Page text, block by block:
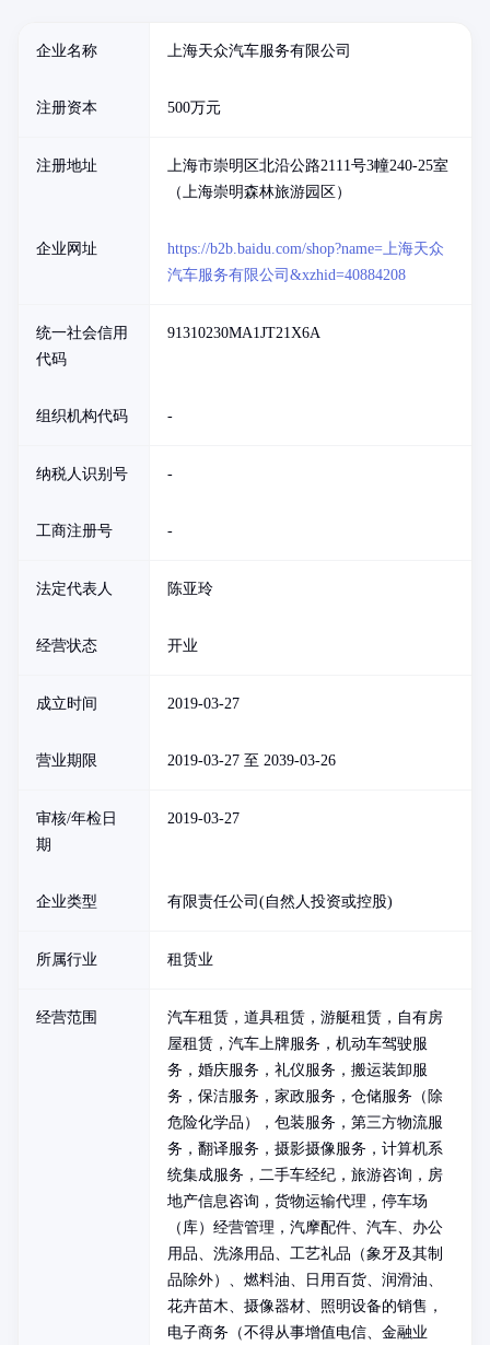
企业名称 上海天众汽车服务有限公司
注册资本 500万元
注册地址
上海市崇明区北沿公路2111号3幢240-25室
（上海崇明森林旅游园区）
企业网址
https://b2b.baidu.com/shop?name=上海天众
汽车服务有限公司&xzhid=40884208
统一社会信用
代码
91310230MA1JT21X6A
组织机构代码 -
纳税人识别号 -
工商注册号 -
法定代表人 陈亚玲
经营状态 开业
成立时间 2019-03-27
营业期限 2019-03-27 至 2039-03-26
审核/年检日
期
2019-03-27
企业类型 有限责任公司(自然人投资或控股)
所属行业 租赁业
经营范围
汽车租赁，道具租赁，游艇租赁，自有房
屋租赁，汽车上牌服务，机动车驾驶服
务，婚庆服务，礼仪服务，搬运装卸服
务，保洁服务，家政服务，仓储服务（除
危险化学品），包装服务，第三方物流服
务，翻译服务，摄影摄像服务，计算机系
统集成服务，二手车经纪，旅游咨询，房
地产信息咨询，货物运输代理，停车场
（库）经营管理，汽摩配件、汽车、办公
用品、洗涤用品、工艺礼品（象牙及其制
品除外）、燃料油、日用百货、润滑油、
花卉苗木、摄像器材、照明设备的销售，
电子商务（不得从事增值电信、金融业